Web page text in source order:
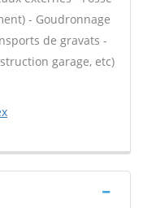
- Goudronnage
de gravats -
garage, etc)